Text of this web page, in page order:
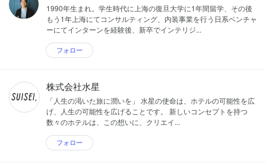
1990年生まれ。学生時代に上海の復旦大学に1年間留学、その後
もう1年上海にてコンサルティング、内装事業を行う日系ベンチャ
ーにてインターンを経験後、新卒でインテリジ...
フォロー
株式会社水星
「人生の渇いた旅に潤いを」 水星の使命は、ホテルの可能性を広
げ、人生の可能性を広げることです。 新しいコンセプトを持つ
数々のホテルは、この想いに、クリエイ...
フォロー